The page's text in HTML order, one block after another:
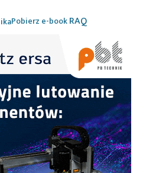
Pobierz e-bookRAQ